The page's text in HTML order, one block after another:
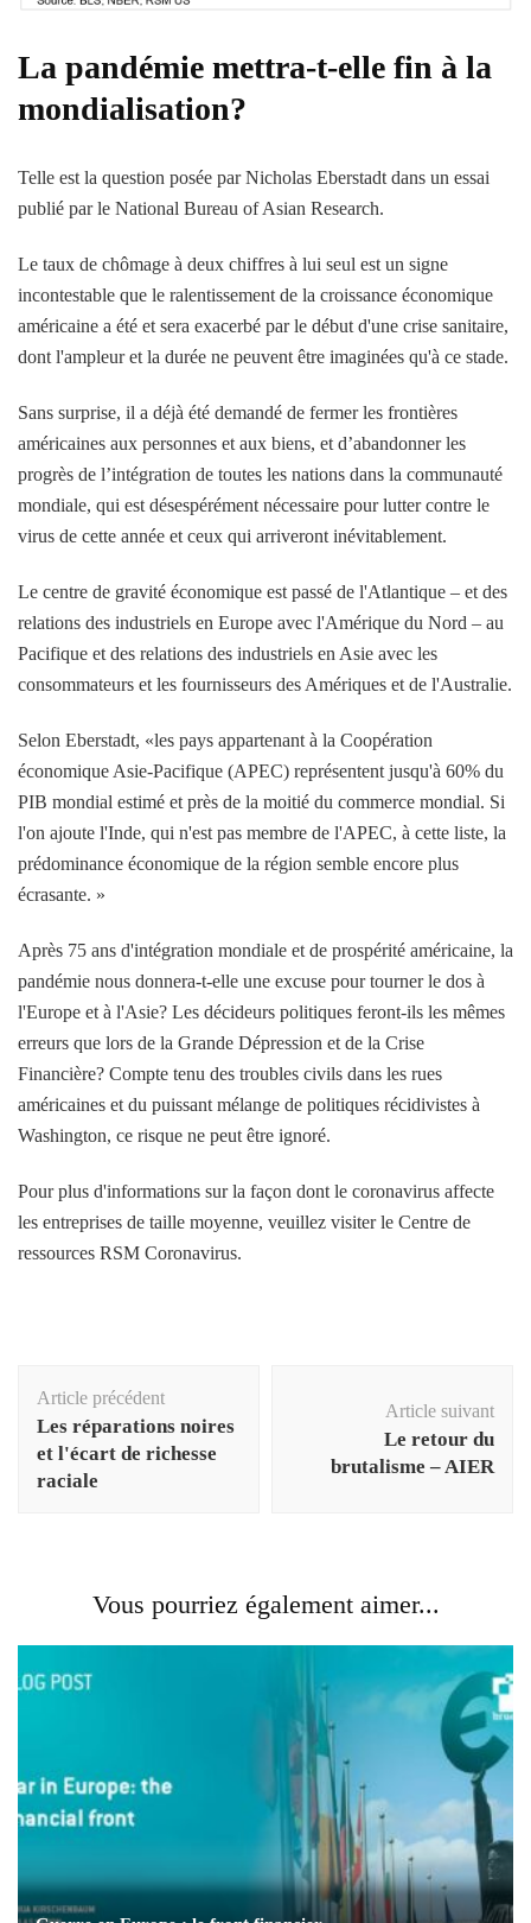
La pandémie mettra-t-elle fin à la
mondialisation?
Telle est la question posée par Nicholas Eberstadt dans un essai
publié par le National Bureau of Asian Research.
Le taux de chômage à deux chiffres à lui seul est un signe
incontestable que le ralentissement de la croissance économique
américaine a été et sera exacerbé par le début d'une crise sanitaire,
dont l'ampleur et la durée ne peuvent être imaginées qu'à ce stade.
Sans surprise, il a déjà été demandé de fermer les frontières
américaines aux personnes et aux biens, et d’abandonner les
progrès de l’intégration de toutes les nations dans la communauté
mondiale, qui est désespérément nécessaire pour lutter contre le
virus de cette année et ceux qui arriveront inévitablement.
Le centre de gravité économique est passé de l'Atlantique – et des
relations des industriels en Europe avec l'Amérique du Nord – au
Pacifique et des relations des industriels en Asie avec les
consommateurs et les fournisseurs des Amériques et de l'Australie.
Selon Eberstadt, «les pays appartenant à la Coopération
économique Asie-Pacifique (APEC) représentent jusqu'à 60% du
PIB mondial estimé et près de la moitié du commerce mondial. Si
l'on ajoute l'Inde, qui n'est pas membre de l'APEC, à cette liste, la
prédominance économique de la région semble encore plus
écrasante. »
Après 75 ans d'intégration mondiale et de prospérité américaine, la
pandémie nous donnera-t-elle une excuse pour tourner le dos à
l'Europe et à l'Asie? Les décideurs politiques feront-ils les mêmes
erreurs que lors de la Grande Dépression et de la Crise
Financière? Compte tenu des troubles civils dans les rues
américaines et du puissant mélange de politiques récidivistes à
Washington, ce risque ne peut être ignoré.
Pour plus d'informations sur la façon dont le coronavirus affecte
les entreprises de taille moyenne, veuillez visiter le Centre de
ressources RSM Coronavirus.
d'article
Article précédent
Les réparations noires
et l'écart de richesse
raciale
Article suivant
Le retour du
brutalisme – AIER
Vous pourriez également aimer...